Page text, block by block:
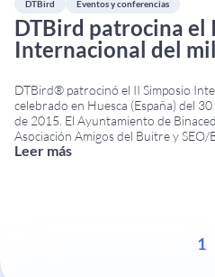
DTBird Eventos y conferencias
DTBird patrocina el
Internacional del
DTBird® patrocinó el II Simposio
celebrado en Huesca (España) del
de 2015. El Ayuntamiento de
Asociación Amigos del Buitre y SEO/
Han contado con el apoyo de
Leer más
1